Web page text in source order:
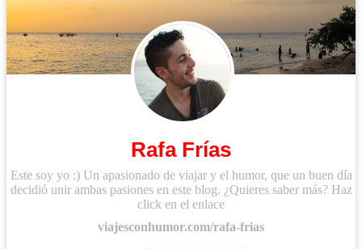
Rafa Frías
Este soy yo :) Un apasionado de viajar y el humor, que un buen día
decidió unir ambas pasiones en este blog. ¿Quieres saber más? Haz
click en el enlace
viajesconhumor.com/rafa-frias